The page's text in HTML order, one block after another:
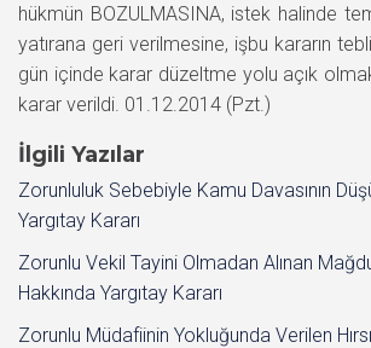
hükmün BOZULMASINA, istek halinde
yatırana geri verilmesine, işbu kararın
gün içinde karar düzeltme yolu açık
karar verildi. 01.12.2014 (Pzt.)
İlgili Yazılar
Zorunluluk Sebebiyle Kamu Davasının
Yargıtay Kararı
Zorunlu Vekil Tayini Olmadan Alınan
Hakkında Yargıtay Kararı
Zorunlu Müdafiinin Yokluğunda Verilen